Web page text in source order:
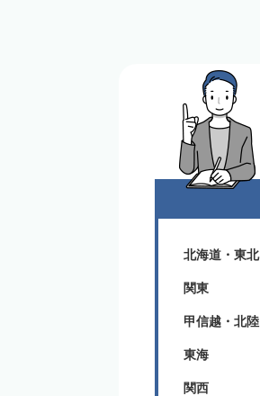
北海道・東北
関東
甲信越・北陸
東海
関西